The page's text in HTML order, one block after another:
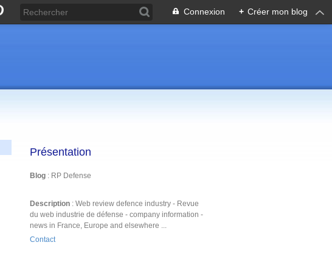
Connexion + Créer mon blog
Présentation
Blog : RP Defense
Description : Web review defence industry - Revue
du web industrie de défense - company information -
news in France, Europe and elsewhere ...
Contact